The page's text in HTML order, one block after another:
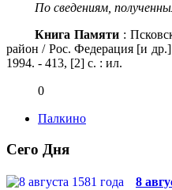
По сведениям,
Книга Памяти :
район / Рос. Федерация [и
1994. - 413, [2] с. : ил.
0
Палкино
Сего Дня
8